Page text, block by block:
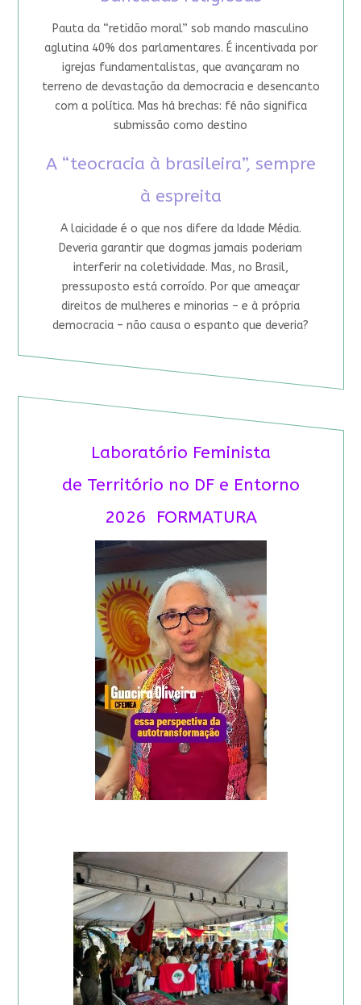
Pauta da “retidão moral” sob mando masculino
aglutina 40% dos parlamentares. É incentivada por
igrejas fundamentalistas, que avançaram no
terreno de devastação da democracia e desencanto
com a política. Mas há brechas: fé não significa
submissão como destino
A “teocracia à brasileira”, sempre
à espreita
A laicidade é o que nos difere da Idade Média.
Deveria garantir que dogmas jamais poderiam
interferir na coletividade. Mas, no Brasil,
pressuposto está corroído. Por que ameaçar
direitos de mulheres e minorias – e à própria
democracia – não causa o espanto que deveria?
Laboratório Feminista
de Território no DF e Entorno
2026 FORMATURA